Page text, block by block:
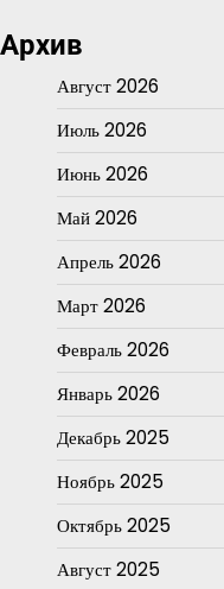
Архив
Август 2026
Июль 2026
Июнь 2026
Май 2026
Апрель 2026
Март 2026
Февраль 2026
Январь 2026
Декабрь 2025
Ноябрь 2025
Октябрь 2025
Август 2025